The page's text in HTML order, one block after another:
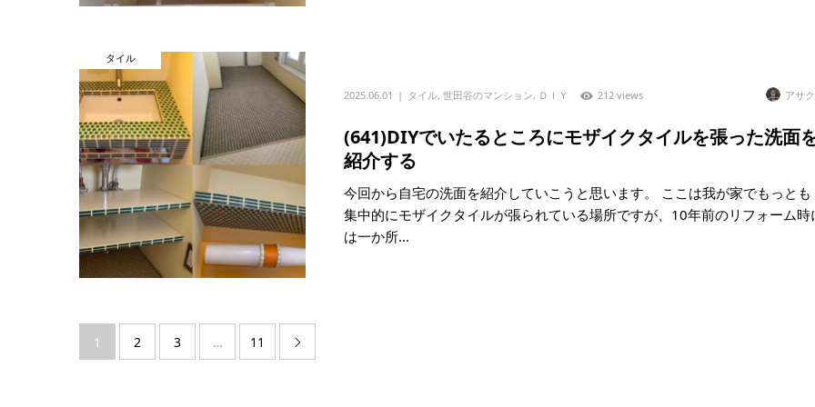
タイル
2025.06.01 タイル,世田谷のマンション, ＤＩＹ 212 views アサ
(641)DIYでいたるところにモザイクタイルを張った洗面
紹介する
今回から自宅の洗面を紹介していこうと思います。 ここは我が家でもっとも
集中的にモザイクタイルが張られている場所ですが、10年前のリフォーム時
は一か所...
1 2 3 … 11 